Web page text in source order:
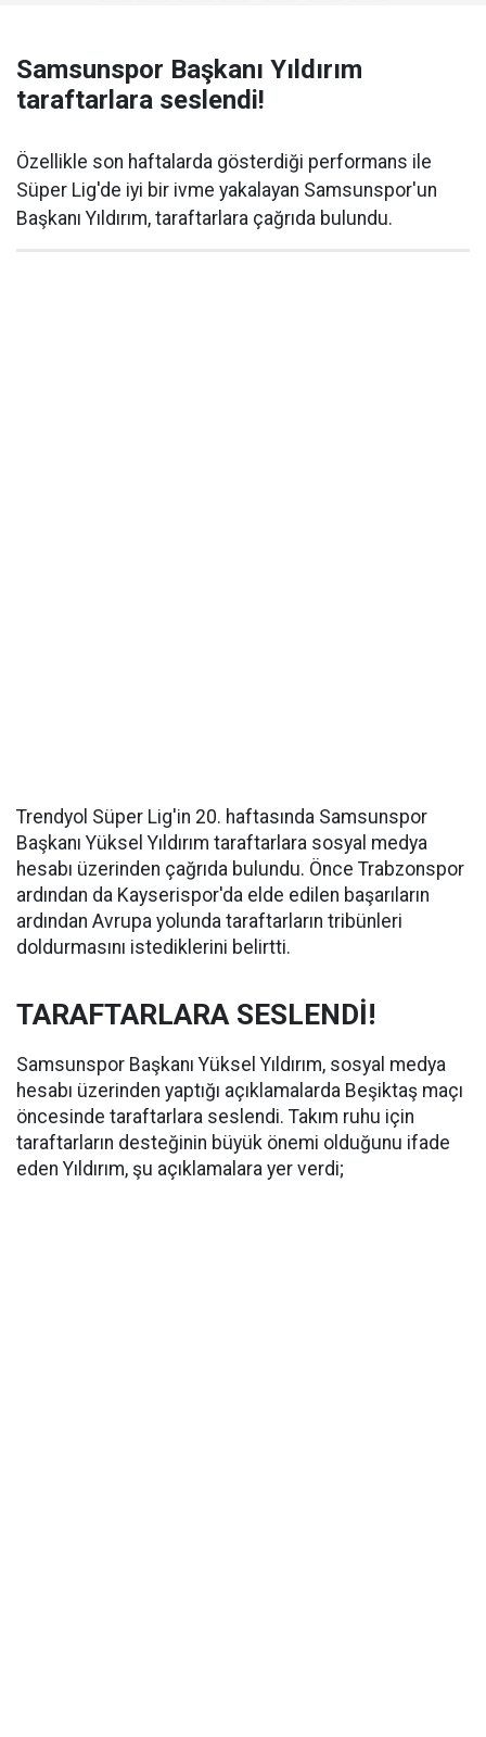
Samsunspor Başkanı Yıldırım
taraftarlara seslendi!
Özellikle son haftalarda gösterdiği performans ile
Süper Lig'de iyi bir ivme yakalayan Samsunspor'un
Başkanı Yıldırım, taraftarlara çağrıda bulundu.
Trendyol Süper Lig'in 20. haftasında Samsunspor
Başkanı Yüksel Yıldırım taraftarlara sosyal medya
hesabı üzerinden çağrıda bulundu. Önce Trabzonspor
ardından da Kayserispor'da elde edilen başarıların
ardından Avrupa yolunda taraftarların tribünleri
doldurmasını istediklerini belirtti.
TARAFTARLARA SESLENDİ!
Samsunspor Başkanı Yüksel Yıldırım, sosyal medya
hesabı üzerinden yaptığı açıklamalarda Beşiktaş maçı
öncesinde taraftarlara seslendi. Takım ruhu için
taraftarların desteğinin büyük önemi olduğunu ifade
eden Yıldırım, şu açıklamalara yer verdi;